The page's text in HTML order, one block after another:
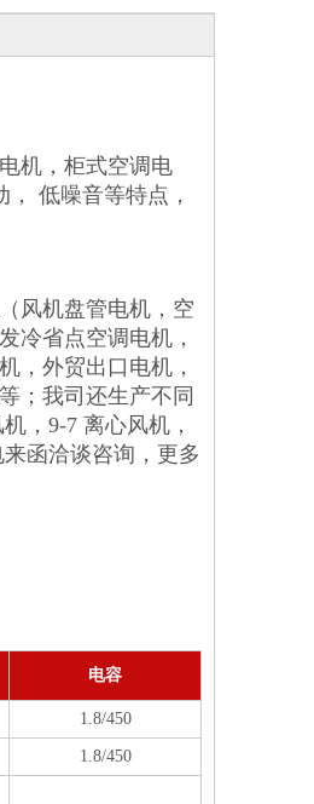
机，柜式空调电
低噪音等特点，
风机盘管电机，空
冷省点空调电机，
，外贸出口电机，
；我司还生产不同
，9-7 离心风机，
函洽谈咨询，更多
电容
1.8/450
1.8/450